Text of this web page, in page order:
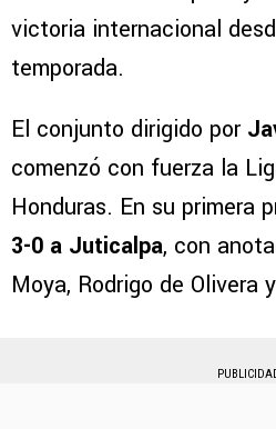
victoria internacional
temporada.
El conjunto dirigido por
comenzó con fuerza la
Honduras. En su primera
3-0 a Juticalpa, con
Moya, Rodrigo de Olivera